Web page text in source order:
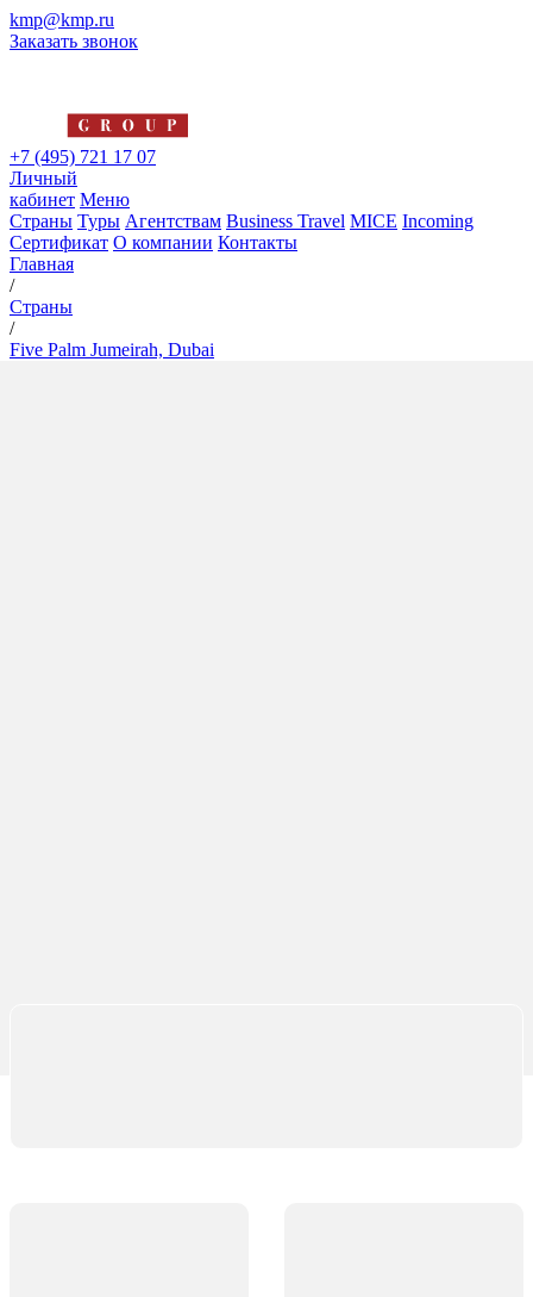
kmp@kmp.ru
Заказать звонок
+7 (495) 721 17 07
Личный
кабинет Меню
Страны Туры Агентствам Business Travel MICE Incoming
Сертификат О компании Контакты
Главная
/
Страны
/
Five Palm Jumeirah, Dubai